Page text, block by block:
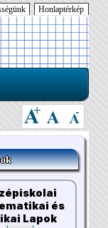
Honlaptérkép
és
Lapok